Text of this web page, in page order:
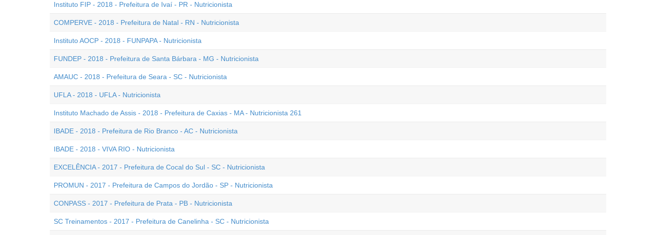
Instituto FIP - 2018 - Prefeitura de Ivaí - PR - Nutricionista
COMPERVE - 2018 - Prefeitura de Natal - RN - Nutricionista
Instituto AOCP - 2018 - FUNPAPA - Nutricionista
FUNDEP - 2018 - Prefeitura de Santa Bárbara - MG - Nutricionista
AMAUC - 2018 - Prefeitura de Seara - SC - Nutricionista
UFLA - 2018 - UFLA - Nutricionista
Instituto Machado de Assis - 2018 - Prefeitura de Caxias - MA - Nutricionista 261
IBADE - 2018 - Prefeitura de Rio Branco - AC - Nutricionista
IBADE - 2018 - VIVA RIO - Nutricionista
EXCELÊNCIA - 2017 - Prefeitura de Cocal do Sul - SC - Nutricionista
PROMUN - 2017 - Prefeitura de Campos do Jordão - SP - Nutricionista
CONPASS - 2017 - Prefeitura de Prata - PB - Nutricionista
SC Treinamentos - 2017 - Prefeitura de Canelinha - SC - Nutricionista